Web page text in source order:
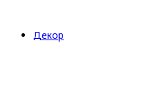
Декор